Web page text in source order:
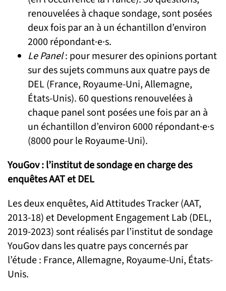
renouvelées à chaque sondage, sont posées
deux fois par an à un échantillon d’environ
2000 répondant·e·s.
Le Panel: pour mesurer des opinions portant
sur des sujets communs aux quatre pays de
DEL (France, Royaume-Uni, Allemagne,
États-Unis). 60 questions renouvelées à
chaque panel sont posées une fois par an à
un échantillon d’environ 6000 répondant·e·s
(8000 pour le Royaume-Uni).
YouGov : l’institut de sondage en charge des
enquêtes AAT et DEL
Les deux enquêtes, Aid Attitudes Tracker (AAT,
2013-18) et Development Engagement Lab (DEL,
2019-2023) sont réalisés par l’institut de sondage
YouGov dans les quatre pays concernés par
l’étude : France, Allemagne, Royaume-Uni, États-
Unis.